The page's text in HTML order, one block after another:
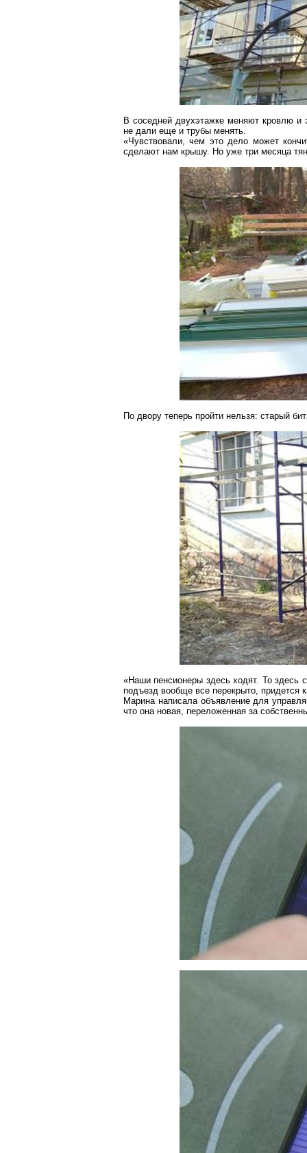
В соседней двухэтажке меняют кровлю и
не дали еще и трубы менять.
«Чувствовали, чем это дело может
сделают нам крышу. Но уже три месяца
По двору теперь пройти нельзя: старый
«Наши пенсионеры здесь ходят. То здесь
подъезд вообще все перекрыто, придется
Марина написала объявление для
что она новая, переложенная за